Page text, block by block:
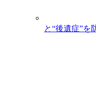
と“後遺症”を